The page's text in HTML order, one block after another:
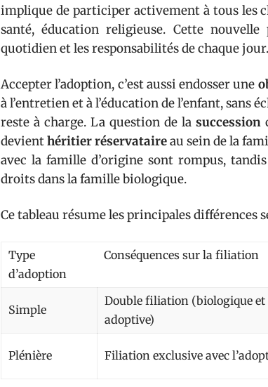
implique de participer activement à tous les
santé, éducation religieuse. Cette
quotidien et les responsabilités de chaque jour.
Accepter l’adoption, c’est aussi endosser une
à l’entretien et à l’éducation de l’enfant, sans
reste à charge. La question de la succession
devienthéritier réservataireau sein de la
avec la famille d’origine sont rompus,
droits dans la famille biologique.
Ce tableau résume les principales différences
Type
d’adoption
Conséquences sur la filiation
Simple
Double filiation (biologique et
adoptive)
Plénière Filiation exclusive avec